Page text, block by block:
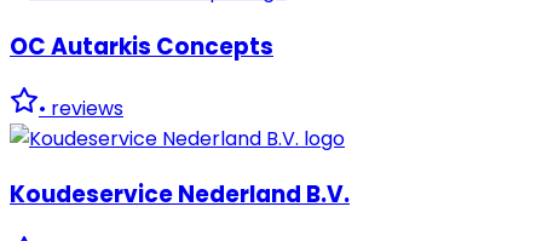
OC Autarkis Concepts
• reviews
Koudeservice Nederland B.V.